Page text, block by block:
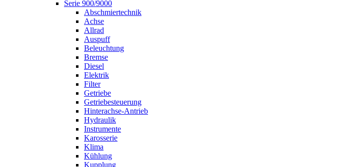
Serie 900/9000
Abschmiertechnik
Achse
Allrad
Auspuff
Beleuchtung
Bremse
Diesel
Elektrik
Filter
Getriebe
Getriebesteuerung
Hinterachse-Antrieb
Hydraulik
Instrumente
Karosserie
Klima
Kühlung
Kupplung